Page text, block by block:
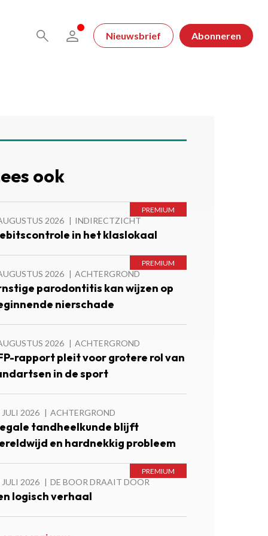
Nieuwsbrief Abonneren
ook
2026 INDIRECTZICHT
in het klaslokaal
2026 ACHTERGROND
parodontitis kan wijzen op
nierschade
2026 ACHTERGROND
rapport pleit voor grotere rol van
in de sport
JULI 2026 ACHTERGROND
tandheelkunde blijft
en hardnekkig probleem
JULI 2026 DE BOOR DRAAIT DOOR
logisch verhaal